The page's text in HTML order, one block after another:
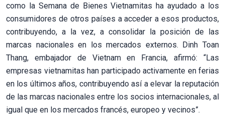
como la Semana de Bienes Vietnamitas ha ayudado a los
consumidores de otros países a acceder a esos productos,
contribuyendo, a la vez, a consolidar la posición de las
marcas nacionales en los mercados externos. Dinh Toan
Thang, embajador de Vietnam en Francia, afirmó: “Las
empresas vietnamitas han participado activamente en ferias
en los últimos años, contribuyendo así a elevar la reputación
de las marcas nacionales entre los socios internacionales, al
igual que en los mercados francés, europeo y vecinos”.